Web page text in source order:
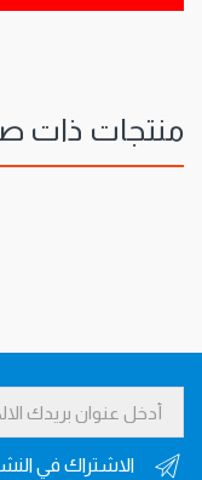
منتجات ذات
الاشتراك في